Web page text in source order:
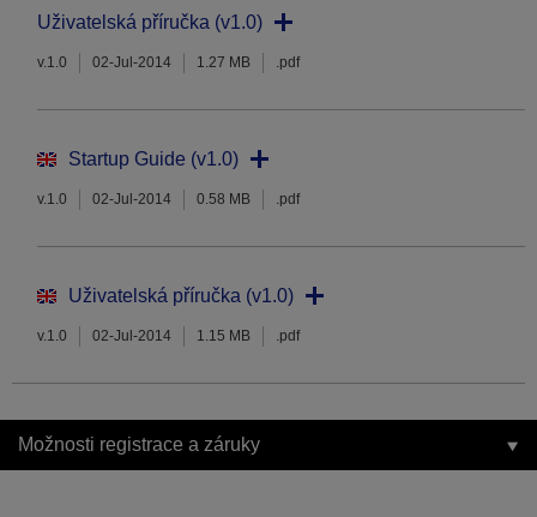
Uživatelská příručka (v1.0)
v.1.0 02-Jul-2014 1.27 MB .pdf
Startup Guide (v1.0)
v.1.0 02-Jul-2014 0.58 MB .pdf
Uživatelská příručka (v1.0)
v.1.0 02-Jul-2014 1.15 MB .pdf
Možnosti registrace a záruky